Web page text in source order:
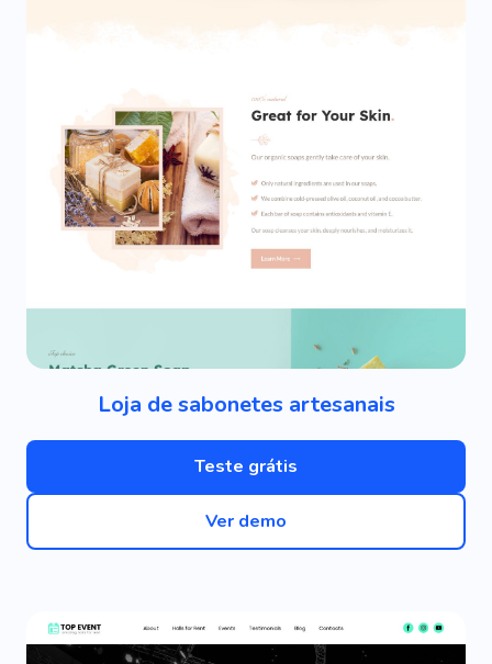
Loja de sabonetes artesanais
Teste grátis
Ver demo